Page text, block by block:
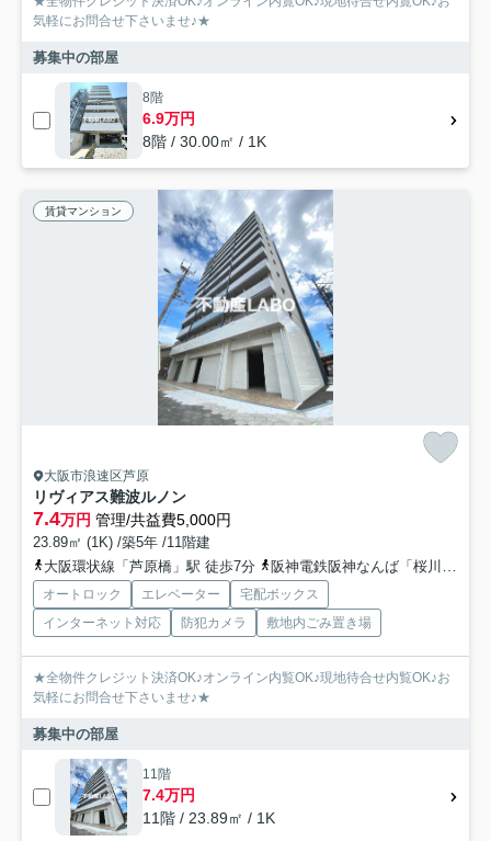
気軽にお問合せ下さいませ♪★
募集中の部屋
8階
6.9万円
8階 / 30.00㎡ / 1K
賃貸マンション
大阪市浪速区芦原
リヴィアス難波ルノン
7.4万円 管理/共益費5,000円
23.89㎡ (1K) /築5年 /11階建
大阪環状線「芦原橋」駅 徒歩7分
阪神電鉄阪神なんば「桜川」駅 徒歩9分
オートロック エレベーター
宅配ボックス
インターネット対応
防犯カメラ 敷地内ごみ置き場
★全物件クレジット決済OK♪オンライン内覧OK♪現地待合せ内覧OK♪お
気軽にお問合せ下さいませ♪★
募集中の部屋
11階
7.4万円
11階 / 23.89㎡ / 1K